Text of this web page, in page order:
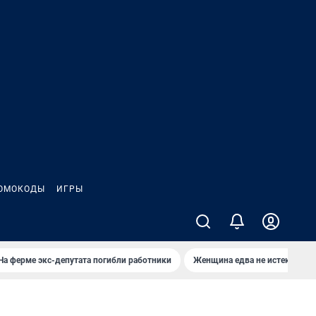
ИГРЫ
На ферме экс-депутата погибли работники Женщина едва не истекла